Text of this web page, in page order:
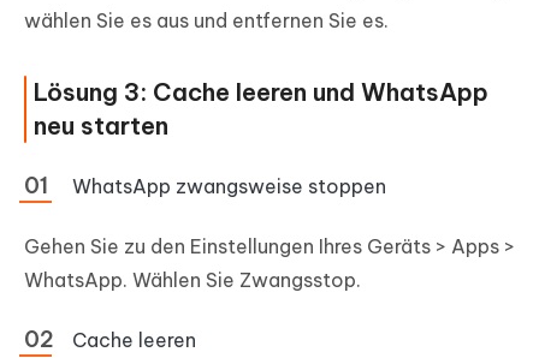
wählen Sie es aus und entfernen Sie es.
Lösung 3: Cache leeren und WhatsApp
neu starten
WhatsApp zwangsweise stoppen
Gehen Sie zu den Einstellungen Ihres Geräts > Apps >
WhatsApp. Wählen Sie Zwangsstop.
Cache leeren